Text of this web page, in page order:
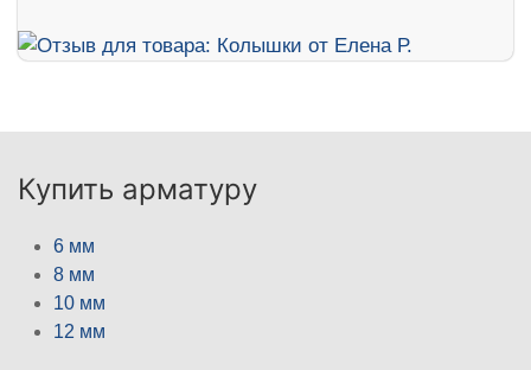
Купить арматуру
6 мм
8 мм
10 мм
12 мм